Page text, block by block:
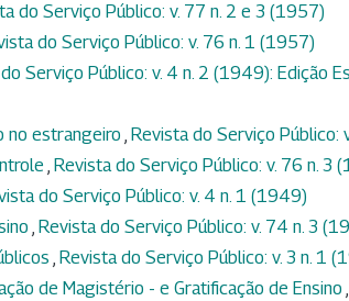
do Serviço Público: v. 77 n. 2 e 3 (1957)
do Serviço Público: v. 76 n. 1 (1957)
Serviço Público: v. 4 n. 2 (1949): Edição
no estrangeiro , Revista do Serviço Público:
, Revista do Serviço Público: v. 76 n. 3
do Serviço Público: v. 4 n. 1 (1949)
, Revista do Serviço Público: v. 74 n. 3
, Revista do Serviço Público: v. 3 n. 1
de Magistério - e Gratificação de Ensino ,